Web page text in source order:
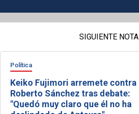
SIGUIENTE NOTA
Política
Keiko Fujimori arremete contra
Roberto Sánchez tras debate:
"Quedó muy claro que él no ha